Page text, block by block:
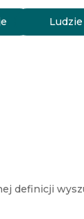
Ludzie
definicji